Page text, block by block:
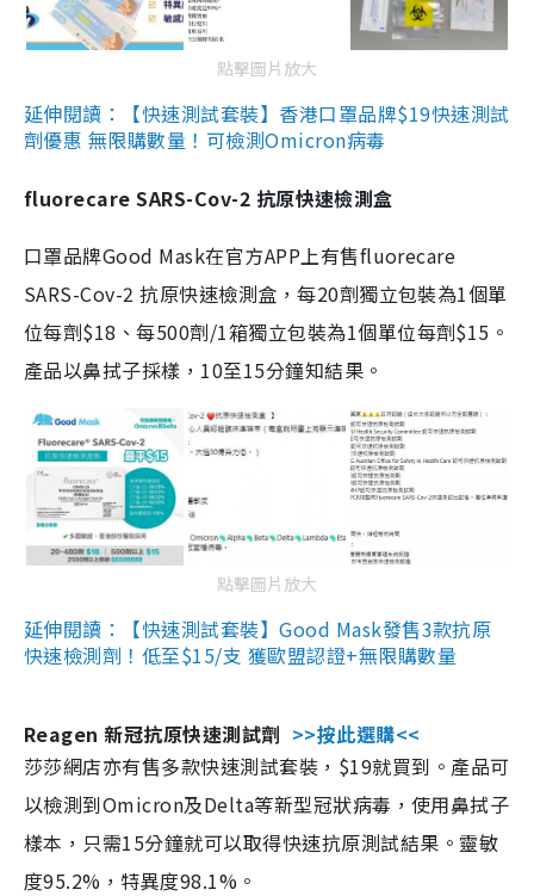
點擊圖片放大
延伸閱讀：【快速測試套裝】香港口罩品牌$19快速測試
劑優惠 無限購數量！可檢測Omicron病毒
fluorecare SARS-Cov-2 抗原快速檢測盒
口罩品牌Good Mask在官方APP上有售fluorecare
SARS-Cov-2 抗原快速檢測盒，每20劑獨立包裝為1個單
位每劑$18、每500劑/1箱獨立包裝為1個單位每劑$15。
產品以鼻拭子採樣，10至15分鐘知結果。
點擊圖片放大
延伸閱讀：【快速測試套裝】Good Mask發售3款抗原
快速檢測劑！低至$15/支 獲歐盟認證+無限購數量
Reagen 新冠抗原快速測試劑 >>按此選購<<
莎莎網店亦有售多款快速測試套裝，$19就買到。產品可
以檢測到Omicron及Delta等新型冠狀病毒，使用鼻拭子
樣本，只需15分鐘就可以取得快速抗原測試結果。靈敏
度95.2%，特異度98.1%。